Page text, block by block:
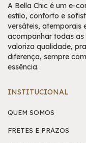
A Bella Chic é um e-
estilo, conforto e
versáteis, atemporais
acompanhar todas as
valoriza qualidade,
diferença, sempre
essência.
INSTITUCIONAL
QUEM SOMOS
FRETES E PRAZOS